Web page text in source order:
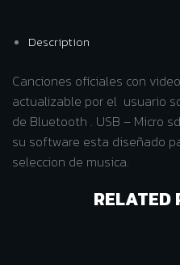
Description
Canciones ofíciales con
actualizable por el usuario
de Bluetooth . USB – Micro
su software esta diseñado
seleccion de musica.
RELATED